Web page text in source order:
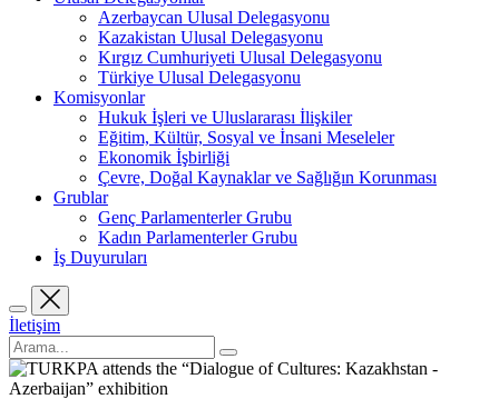
Azerbaycan Ulusal Delegasyonu
Kazakistan Ulusal Delegasyonu
Kırgız Cumhuriyeti Ulusal Delegasyonu
Türkiye Ulusal Delegasyonu
Komisyonlar
Hukuk İşleri ve Uluslararası İlişkiler
Eğitim, Kültür, Sosyal ve İnsani Meseleler
Ekonomik İşbirliği
Çevre, Doğal Kaynaklar ve Sağlığın Korunması
Grublar
Genç Parlamenterler Grubu
Kadın Parlamenterler Grubu
İş Duyuruları
İletişim